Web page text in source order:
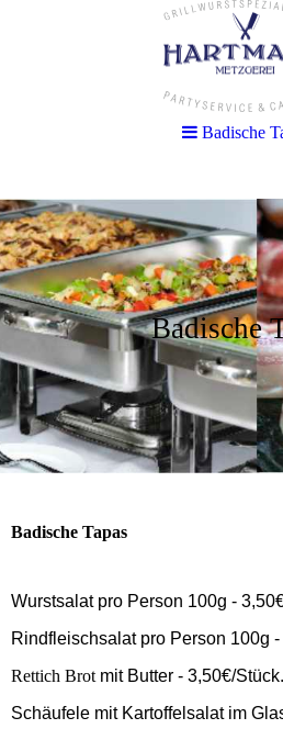
Badische
Badische Tapas
Wurstsalat pro Person 100g -
Rindfleischsalat pro Person 100g
Rettich Brot mit Butter - 3,50€/Stück.
Schäufele mit Kartoffelsalat im
Badische